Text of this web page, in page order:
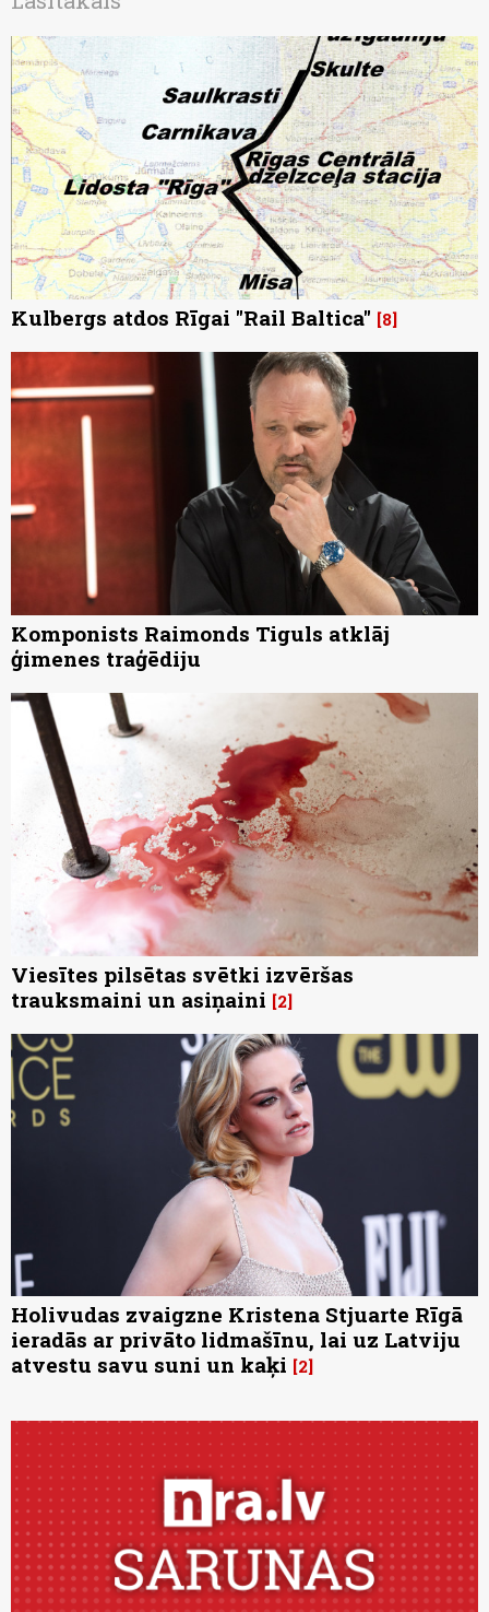
Kulbergs atdos Rīgai "Rail Baltica" 8
Komponists Raimonds Tiguls atklāj
ģimenes traģēdiju
Viesītes pilsētas svētki izvēršas
trauksmaini un asiņaini 2
Holivudas zvaigzne Kristena Stjuarte Rīgā
ieradās ar privāto lidmašīnu, lai uz Latviju
atvestu savu suni un kaķi 2